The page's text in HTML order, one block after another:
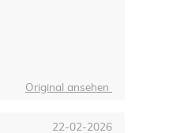
Original ansehen
22-02-2026